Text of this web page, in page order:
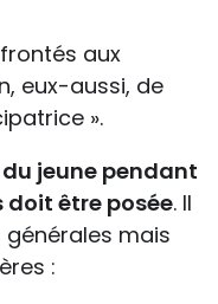
aux
eux-aussi, de
».
jeune pendant
doit être posée. Il
mais
: